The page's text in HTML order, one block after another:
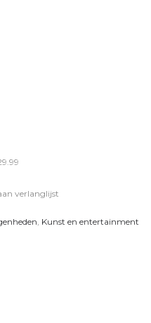
verlanglijst
, Kunst en entertainment